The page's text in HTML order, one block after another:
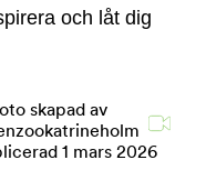
och låt dig